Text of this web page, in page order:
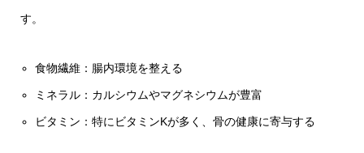
す。
食物繊維：腸内環境を整える
ミネラル：カルシウムやマグネシウムが豊富
ビタミン：特にビタミンKが多く、骨の健康に寄与する